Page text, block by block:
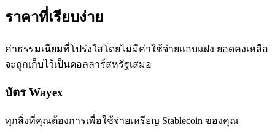
ราคาที่เรียบง่าย
ค่าธรรมเนียมที่โปร่งใสโดยไม่มีค่าใช้จ่ายแอบแฝง ยอดคงเหลือ
จะถูกเก็บไว้เป็นดอลลาร์สหรัฐเสมอ
บัตร Wayex
ทุกสิ่งที่คุณต้องการเพื่อใช้จ่ายเหรียญ Stablecoin ของคุณ